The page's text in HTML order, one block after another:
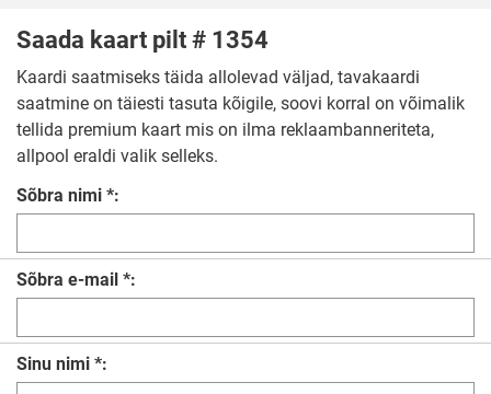
Saada kaart pilt # 1354
Kaardi saatmiseks täida allolevad väljad, tavakaardi
saatmine on täiesti tasuta kõigile, soovi korral on võimalik
tellida premium kaart mis on ilma reklaambanneriteta,
allpool eraldi valik selleks.
Sõbra nimi *:
Sõbra e-mail *:
Sinu nimi *: